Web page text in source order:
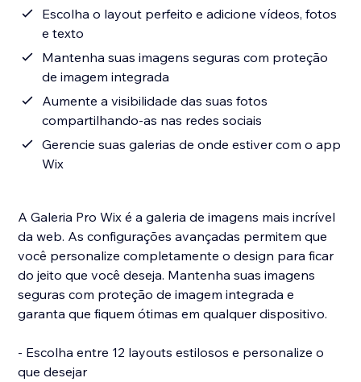
Escolha o layout perfeito e adicione vídeos, fotos
e texto
Mantenha suas imagens seguras com proteção
de imagem integrada
Aumente a visibilidade das suas fotos
compartilhando-as nas redes sociais
Gerencie suas galerias de onde estiver com o app
Wix
A Galeria Pro Wix é a galeria de imagens mais incrível
da web. As configurações avançadas permitem que
você personalize completamente o design para ficar
do jeito que você deseja. Mantenha suas imagens
seguras com proteção de imagem integrada e
garanta que fiquem ótimas em qualquer dispositivo.
- Escolha entre 12 layouts estilosos e personalize o
que desejar